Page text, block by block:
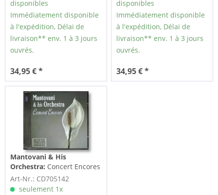
disponibles
Immédiatement disponible
à l'expédition, Délai de
livraison** env. 1 à 3 jours
ouvrés.
34,95 € *
disponibles
Immédiatement disponible
à l'expédition, Délai de
livraison** env. 1 à 3 jours
ouvrés.
34,95 € *
Mantovani & His
Orchestra: Concert Encores
(CD)
Art-Nr.: CD705142
seulement 1x